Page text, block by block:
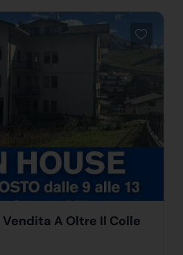
A Oltre Il Colle